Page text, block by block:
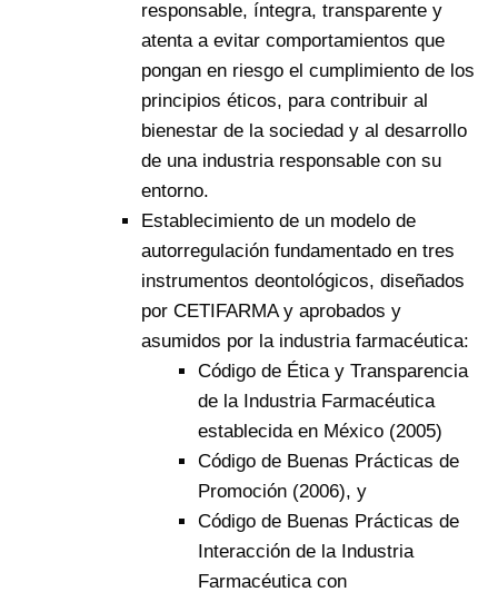
responsable, íntegra, transparente y
atenta a evitar comportamientos que
pongan en riesgo el cumplimiento de los
principios éticos, para contribuir al
bienestar de la sociedad y al desarrollo
de una industria responsable con su
entorno.
Establecimiento de un modelo de
autorregulación fundamentado en tres
instrumentos deontológicos, diseñados
por CETIFARMA y aprobados y
asumidos por la industria farmacéutica:
Código de Ética y Transparencia
de la Industria Farmacéutica
establecida en México (2005)
Código de Buenas Prácticas de
Promoción (2006), y
Código de Buenas Prácticas de
Interacción de la Industria
Farmacéutica con